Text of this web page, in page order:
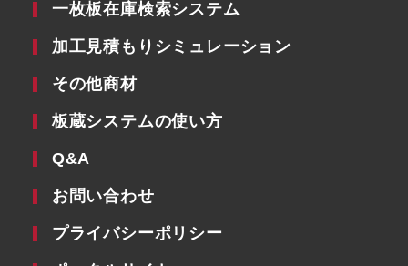
一枚板在庫検索システム
加工見積もりシミュレーション
その他商材
板蔵システムの使い方
Q&A
お問い合わせ
プライバシーポリシー